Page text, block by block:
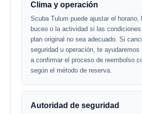
Clima y operación
Scuba Tulum puede ajustar el
buceo o la actividad si las condiciones
plan original no sea adecuado. Si
seguridad u operación, te ayudaremos
a confirmar el proceso de reembolso
según el método de reserva.
Autoridad de seguridad